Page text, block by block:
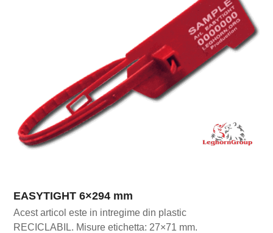
EASYTIGHT 6×294 mm
Acest articol este in intregime din plastic
RECICLABIL. Misure etichetta: 27×71 mm.